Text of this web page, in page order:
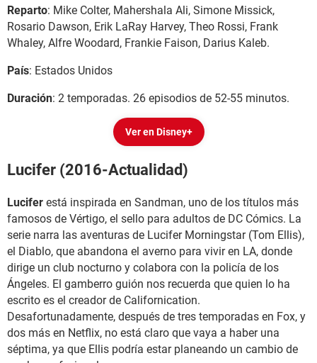
Reparto: Mike Colter, Mahershala Ali, Simone Missick,
Rosario Dawson, Erik LaRay Harvey, Theo Rossi, Frank
Whaley, Alfre Woodard, Frankie Faison, Darius Kaleb.
País: Estados Unidos
Duración: 2 temporadas. 26 episodios de 52-55 minutos.
Ver en Disney+
Lucifer (2016-Actualidad)
Lucifer está inspirada en Sandman, uno de los títulos más
famosos de Vértigo, el sello para adultos de DC Cómics. La
serie narra las aventuras de Lucifer Morningstar (Tom Ellis),
el Diablo, que abandona el averno para vivir en LA, donde
dirige un club nocturno y colabora con la policía de los
Ángeles. El gamberro guión nos recuerda que quien lo ha
escrito es el creador de Californication.
Desafortunadamente, después de tres temporadas en Fox, y
dos más en Netflix, no está claro que vaya a haber una
séptima, ya que Ellis podría estar planeando un cambio de